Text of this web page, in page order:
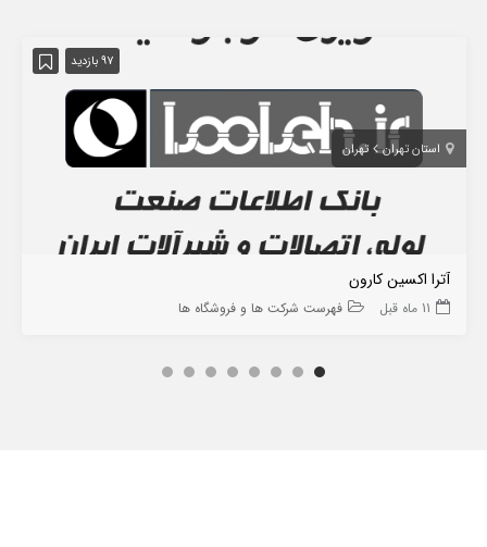
97 بازدید
استان تهران تهران
آترا اکسین کارون
11 ماه قبل فهرست شرکت ها و فروشگاه ها